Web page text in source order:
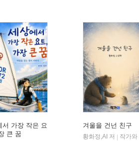
서 가장 작은 요
큰 꿈
겨울을 건넌 친구
황화정,AI 저
작가와